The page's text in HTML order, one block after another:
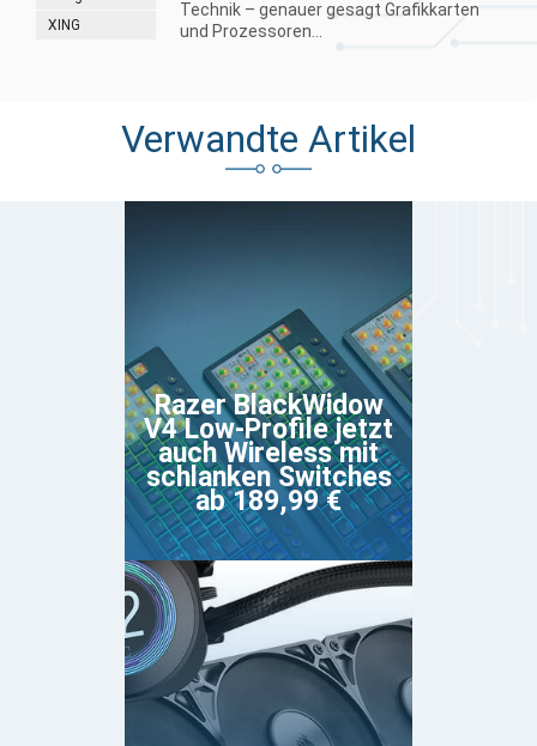
XING
Technik – genauer gesagt Grafikkarten
und Prozessoren...
Verwandte Artikel
Razer BlackWidow
V4 Low-Profile jetzt
auch Wireless mit
schlanken Switches
ab 189,99 €